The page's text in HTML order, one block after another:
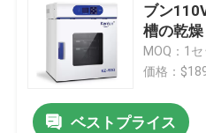
ブン
槽の乾燥
MOQ：1セ
価格：
ベストプライス